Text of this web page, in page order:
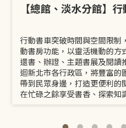
【總館、淡水分館】
行動書車突破時間與空間限制
動書房功能，以靈活機動的方
還書、辦證、主題書展及閱讀
迴新北市各行政區，將豐富的
帶到民眾身邊，打造更便利的
在忙碌之餘享受書香、探索知